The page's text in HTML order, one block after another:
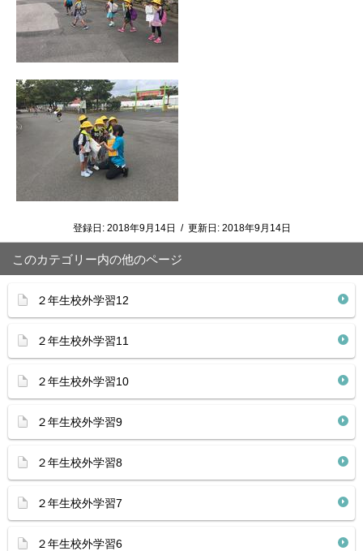
登録日: 2018年9月14日 / 更新日: 2018年9月14日
このカテゴリー内の他のページ
２年生校外学習12
２年生校外学習11
２年生校外学習10
２年生校外学習9
２年生校外学習8
２年生校外学習7
２年生校外学習6